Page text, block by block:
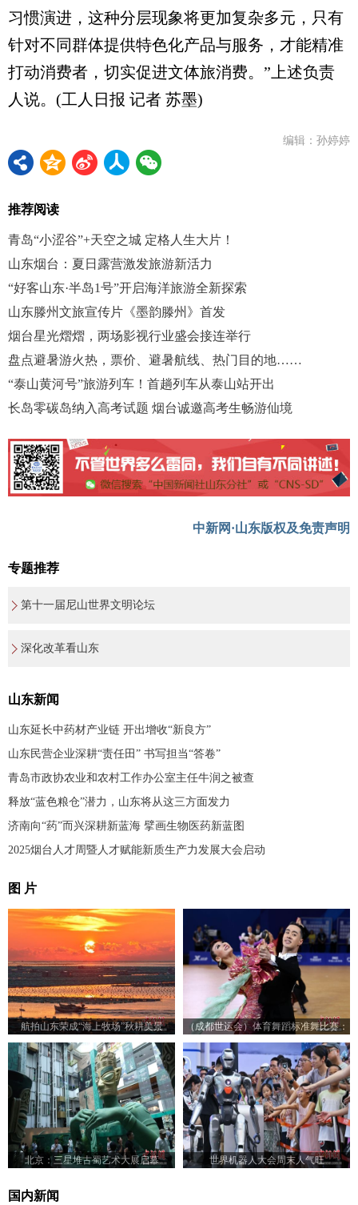
习惯演进，这种分层现象将更加复杂多元，只有
针对不同群体提供特色化产品与服务，才能精准
打动消费者，切实促进文体旅消费。”上述负责
人说。(工人日报 记者 苏墨)
编辑：孙婷婷
推荐阅读
青岛“小涩谷”+天空之城 定格人生大片！
山东烟台：夏日露营激发旅游新活力
“好客山东·半岛1号”开启海洋旅游全新探索
山东滕州文旅宣传片《墨韵滕州》首发
烟台星光熠熠，两场影视行业盛会接连举行
盘点避暑游火热，票价、避暑航线、热门目的地……
“泰山黄河号”旅游列车！首趟列车从泰山站开出
长岛零碳岛纳入高考试题 烟台诚邀高考生畅游仙境
中新网·山东版权及免责声明
专题推荐
第十一届尼山世界文明论坛
深化改革看山东
山东新闻
山东延长中药材产业链 开出增收“新良方”
山东民营企业深耕“责任田” 书写担当“答卷”
青岛市政协农业和农村工作办公室主任牛润之被查
释放“蓝色粮仓”潜力，山东将从这三方面发力
济南向“药”而兴深耕新蓝海 擘画生物医药新蓝图
2025烟台人才周暨人才赋能新质生产力发展大会启动
图 片
航拍山东荣成“海上牧场”秋耕美景
（成都世运会）体育舞蹈标准舞比赛：
23对选手赛场尽展舞姿
北京：三星堆古蜀艺术大展启幕 世界机器人大会周末人气旺
国内新闻